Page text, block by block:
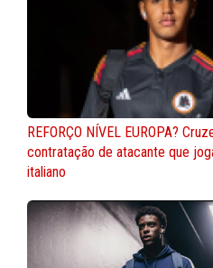
REFORÇO NÍVEL EUROPA?
contratação de atacante que
italiano